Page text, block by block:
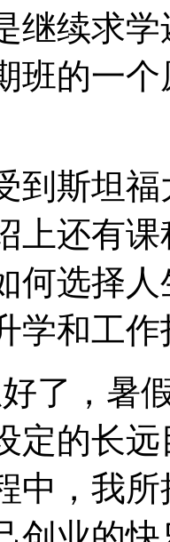
继续求
班的一
到斯坦
上还有
何选择
学和工
了，暑
定的长
中，我